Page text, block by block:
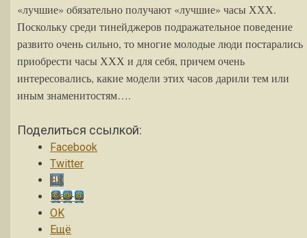
«лучшие» обязательно получают «лучшие» часы ХХХ.
Поскольку среди тинейджеров подражательное поведение
развито очень сильно, то многие молодые люди постарались
приобрести часы ХХХ и для себя, причем очень
интересовались, какие модели этих часов дарили тем или
иным знаменитостям….
Поделиться ссылкой:
Facebook
Twitter
BK
Mail-ru
OK
Ещё